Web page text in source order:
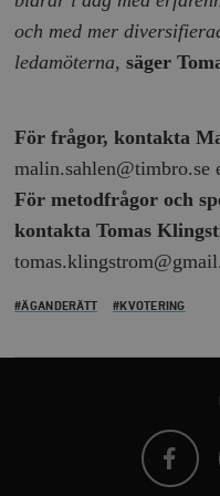
och med mer
ledamöterna,säger
För frågor, kontakta
För metodfrågor och
kontakta Tomas
#ÄGANDERÄTT #KVOTERING
Strikt nödvändiga
Namn
_hjFirstSeen